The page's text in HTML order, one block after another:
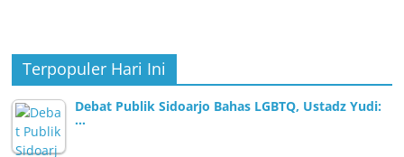
Terpopuler Hari Ini
Debat Publik Sidoarjo Bahas LGBTQ, Ustadz Yudi:
…